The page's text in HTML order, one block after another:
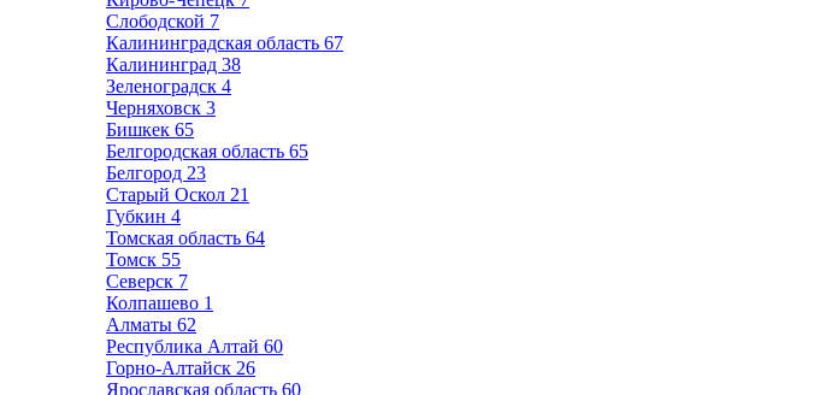
Слободской 7
Калининградская область 67
Калининград 38
Зеленоградск 4
Черняховск 3
Бишкек 65
Белгородская область 65
Белгород 23
Старый Оскол 21
Губкин 4
Томская область 64
Томск 55
Северск 7
Колпашево 1
Алматы 62
Республика Алтай 60
Горно-Алтайск 26
Ярославская область 60